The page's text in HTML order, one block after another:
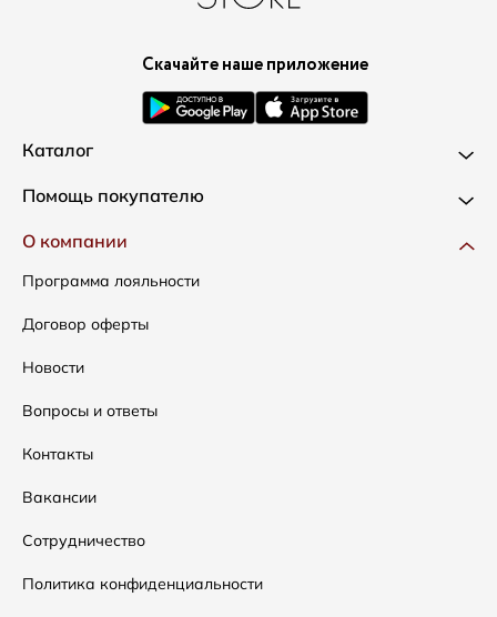
Скачайте наше приложение
Каталог
Новинки
Одежда
Сумки
Аксессуары
Распродажа
Подарочные сертификаты
Помощь покупателю
Доставка и оплата
Как оформить заказ
Условия возвратов
Таблица размеров
Уход за одеждой
О компании
Программа лояльности
Договор оферты
Новости
Вопросы и ответы
Контакты
Вакансии
Сотрудничество
Политика конфиденциальности